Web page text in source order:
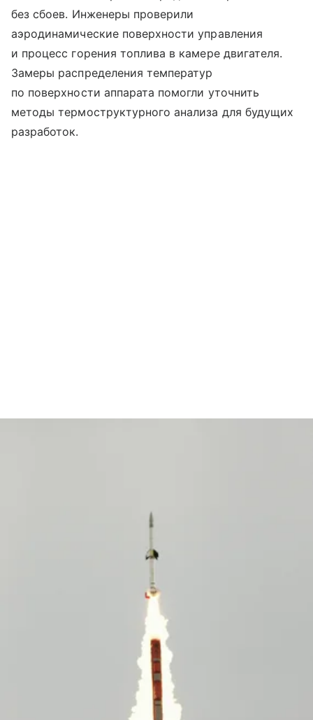
без сбоев. Инженеры проверили
аэродинамические поверхности управления
и процесс горения топлива в камере двигателя.
Замеры распределения температур
по поверхности аппарата помогли уточнить
методы термоструктурного анализа для будущих
разработок.